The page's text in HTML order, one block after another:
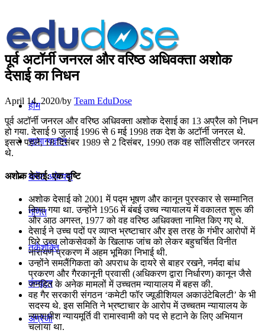
होम
सामान्यज्ञान
करेंट अफेयर्स
गणित
तर्कशक्ति
कंप्यूटर
अंग्रेजी
पूर्व अटॉर्नी जनरल और वरिष्ठ अधिवक्ता अशोक
देसाई का निधन
April 14, 2020/by Team EduDose
पूर्व अटॉर्नी जनरल और वरिष्ठ अधिवक्ता अशोक देसाई का 13 अप्रैल को निधन
हो गया. देसाई 9 जुलाई 1996 से 6 मई 1998 तक देश के अटॉर्नी जनरल थे.
इससे पहले, 18 दिसंबर 1989 से 2 दिसंबर, 1990 तक वह सॉलिसीटर जनरल
थे.
अशोक देसाई: एक दृष्टि
अशोक देसाई को 2001 में पद्म भूषण और कानून पुरस्कार से सम्मानित
किया गया था. उन्होंने 1956 में बंबई उच्च न्यायालय में वकालत शुरू की
और आठ अगस्त, 1977 को वह वरिष्ठ अधिवक्ता नामित किए गए थे.
देसाई ने उच्च पदों पर व्याप्त भ्रष्टाचार और इस तरह के गंभीर आरोपों में
घिरे उच्च लोकसेवकों के खिलाफ जांच को लेकर बहुचर्चित विनीत
नारायण प्रकरण में अहम भूमिका निभाई थी.
उन्होंने समलैंगिकता को अपराध के दायरे से बाहर रखने, नर्मदा बांध
प्रकरण और गैरकानूनी प्रवासी (अधिकरण द्वारा निर्धारण) कानून जैसे
जनहित के अनेक मामलों में उच्चतम न्यायालय में बहस की.
वह गैर सरकारी संगठन ‘कमेटी फॉर ज्यूडीशियल अकाउंटेबिलटी’ के भी
सदस्य थे. इस समिति ने भ्रष्टाचार के आरोप में उच्चतम न्यायालय के
न्यायाधीश न्यायमूर्ति वी रामास्वामी को पद से हटाने के लिए अभियान
चलाया था.